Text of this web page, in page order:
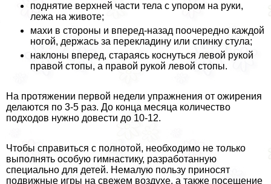
поднятие верхней части тела с упором на руки,
лежа на животе;
махи в стороны и вперед-назад поочередно каждой
ногой, держась за перекладину или спинку стула;
наклоны вперед, стараясь коснуться левой рукой
правой стопы, а правой рукой левой стопы.
На протяжении первой недели упражнения от ожирения
делаются по 3-5 раз. До конца месяца количество
подходов нужно довести до 10-12.
Чтобы справиться с полнотой, необходимо не только
выполнять особую гимнастику, разработанную
специально для детей. Немалую пользу приносят
подвижные игры на свежем воздухе, а также посещение